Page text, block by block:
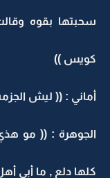
سحبتها بقوه
كويس ))
أماني : (( ليش
الجوهرة : (( مو
كلها دلع , ما أبي